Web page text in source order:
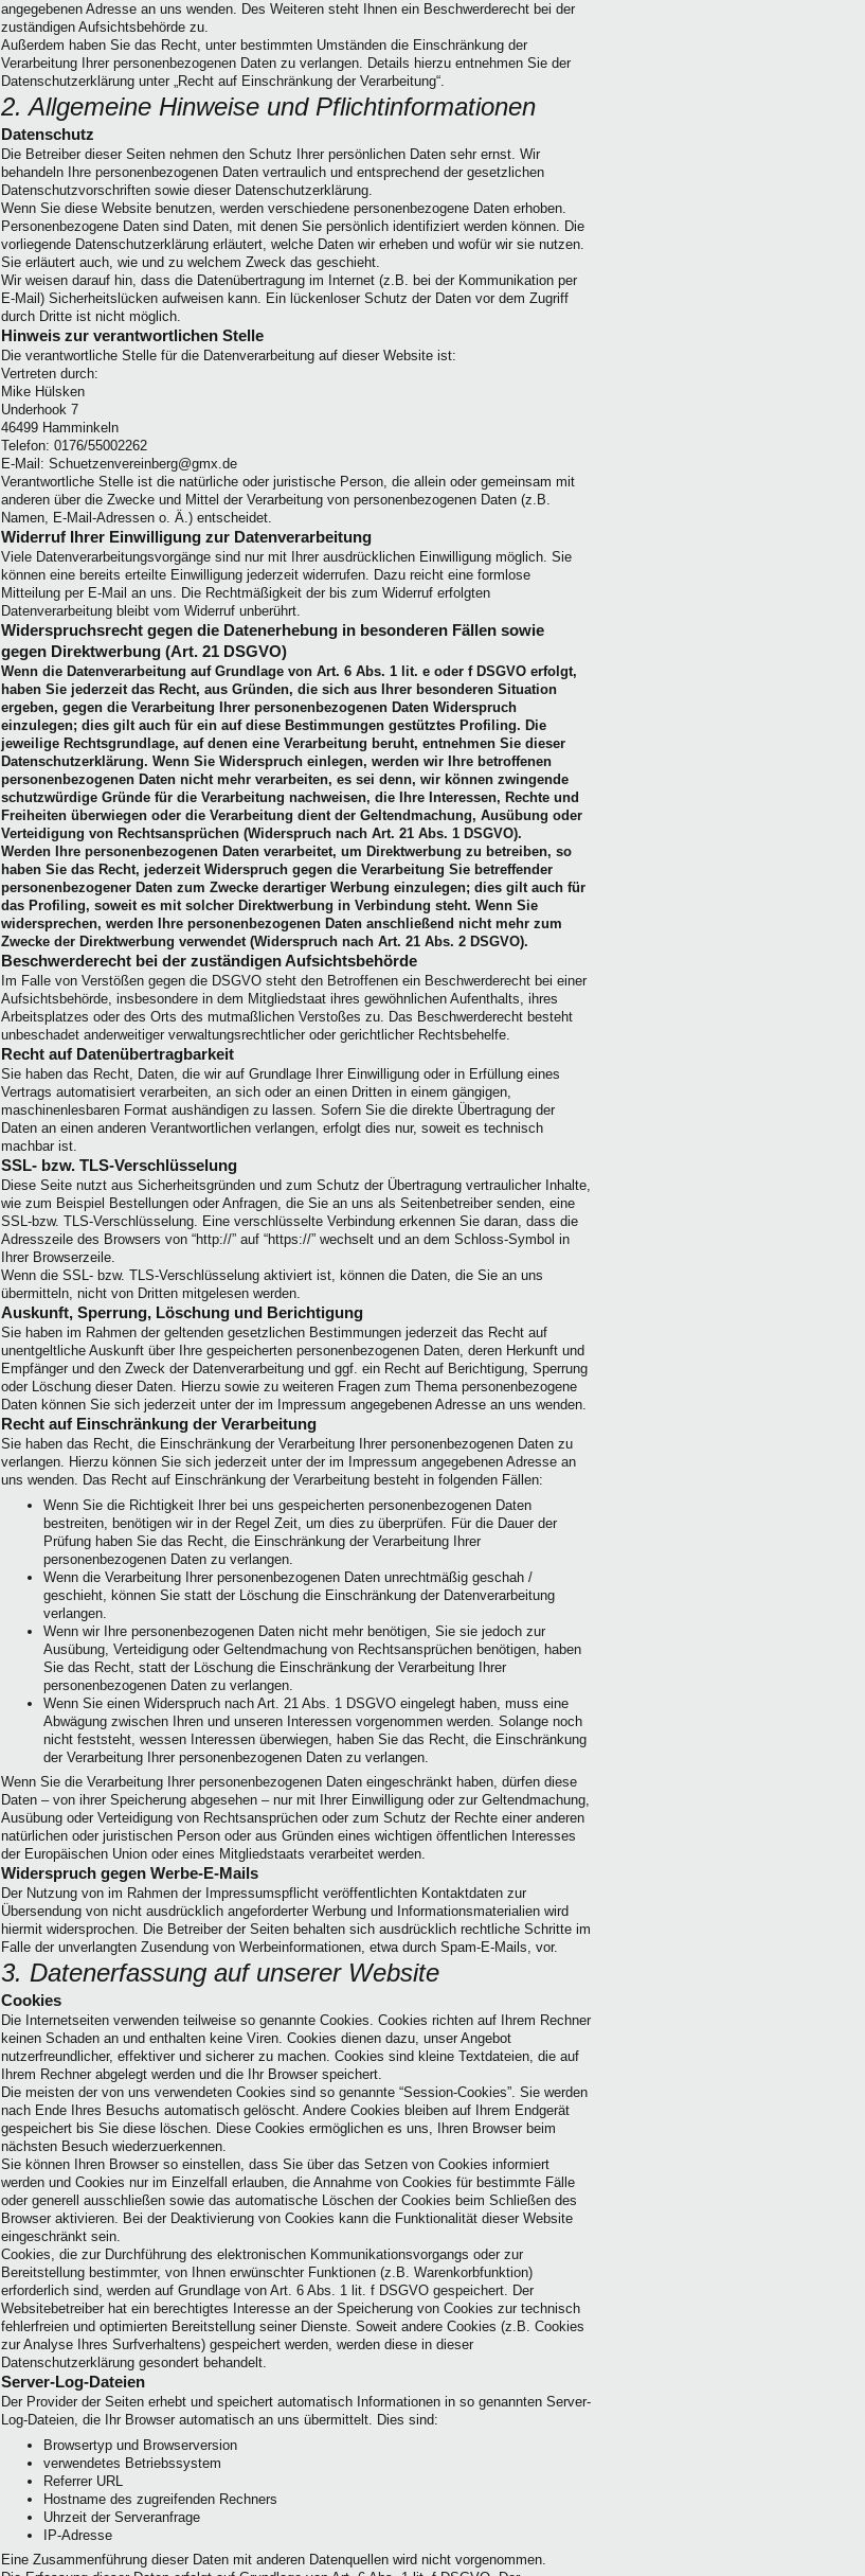
angegebenen Adresse an uns wenden. Des Weiteren steht Ihnen ein Beschwerderecht bei der
zuständigen Aufsichtsbehörde zu.
Außerdem haben Sie das Recht, unter bestimmten Umständen die Einschränkung der
Verarbeitung Ihrer personenbezogenen Daten zu verlangen. Details hierzu entnehmen Sie der
Datenschutzerklärung unter „Recht auf Einschränkung der Verarbeitung“.
2. Allgemeine Hinweise und Pflichtinformationen
Datenschutz
Die Betreiber dieser Seiten nehmen den Schutz Ihrer persönlichen Daten sehr ernst. Wir
behandeln Ihre personenbezogenen Daten vertraulich und entsprechend der gesetzlichen
Datenschutzvorschriften sowie dieser Datenschutzerklärung.
Wenn Sie diese Website benutzen, werden verschiedene personenbezogene Daten erhoben.
Personenbezogene Daten sind Daten, mit denen Sie persönlich identifiziert werden können. Die
vorliegende Datenschutzerklärung erläutert, welche Daten wir erheben und wofür wir sie nutzen.
Sie erläutert auch, wie und zu welchem Zweck das geschieht.
Wir weisen darauf hin, dass die Datenübertragung im Internet (z.B. bei der Kommunikation per
E-Mail) Sicherheitslücken aufweisen kann. Ein lückenloser Schutz der Daten vor dem Zugriff
durch Dritte ist nicht möglich.
Hinweis zur verantwortlichen Stelle
Die verantwortliche Stelle für die Datenverarbeitung auf dieser Website ist:
Vertreten durch:
Mike Hülsken
Underhook 7
46499 Hamminkeln
Telefon: 0176/55002262
E-Mail: Schuetzenvereinberg@gmx.de
Verantwortliche Stelle ist die natürliche oder juristische Person, die allein oder gemeinsam mit
anderen über die Zwecke und Mittel der Verarbeitung von personenbezogenen Daten (z.B.
Namen, E-Mail-Adressen o. Ä.) entscheidet.
Widerruf Ihrer Einwilligung zur Datenverarbeitung
Viele Datenverarbeitungsvorgänge sind nur mit Ihrer ausdrücklichen Einwilligung möglich. Sie
können eine bereits erteilte Einwilligung jederzeit widerrufen. Dazu reicht eine formlose
Mitteilung per E-Mail an uns. Die Rechtmäßigkeit der bis zum Widerruf erfolgten
Datenverarbeitung bleibt vom Widerruf unberührt.
Widerspruchsrecht gegen die Datenerhebung in besonderen Fällen sowie
gegen Direktwerbung (Art. 21 DSGVO)
Wenn die Datenverarbeitung auf Grundlage von Art. 6 Abs. 1 lit. e oder f DSGVO erfolgt,
haben Sie jederzeit das Recht, aus Gründen, die sich aus Ihrer besonderen Situation
ergeben, gegen die Verarbeitung Ihrer personenbezogenen Daten Widerspruch
einzulegen; dies gilt auch für ein auf diese Bestimmungen gestütztes Profiling. Die
jeweilige Rechtsgrundlage, auf denen eine Verarbeitung beruht, entnehmen Sie dieser
Datenschutzerklärung. Wenn Sie Widerspruch einlegen, werden wir Ihre betroffenen
personenbezogenen Daten nicht mehr verarbeiten, es sei denn, wir können zwingende
schutzwürdige Gründe für die Verarbeitung nachweisen, die Ihre Interessen, Rechte und
Freiheiten überwiegen oder die Verarbeitung dient der Geltendmachung, Ausübung oder
Verteidigung von Rechtsansprüchen (Widerspruch nach Art. 21 Abs. 1 DSGVO).
Werden Ihre personenbezogenen Daten verarbeitet, um Direktwerbung zu betreiben, so
haben Sie das Recht, jederzeit Widerspruch gegen die Verarbeitung Sie betreffender
personenbezogener Daten zum Zwecke derartiger Werbung einzulegen; dies gilt auch für
das Profiling, soweit es mit solcher Direktwerbung in Verbindung steht. Wenn Sie
widersprechen, werden Ihre personenbezogenen Daten anschließend nicht mehr zum
Zwecke der Direktwerbung verwendet (Widerspruch nach Art. 21 Abs. 2 DSGVO).
Beschwerderecht bei der zuständigen Aufsichtsbehörde
Im Falle von Verstößen gegen die DSGVO steht den Betroffenen ein Beschwerderecht bei einer
Aufsichtsbehörde, insbesondere in dem Mitgliedstaat ihres gewöhnlichen Aufenthalts, ihres
Arbeitsplatzes oder des Orts des mutmaßlichen Verstoßes zu. Das Beschwerderecht besteht
unbeschadet anderweitiger verwaltungsrechtlicher oder gerichtlicher Rechtsbehelfe.
Recht auf Datenübertragbarkeit
Sie haben das Recht, Daten, die wir auf Grundlage Ihrer Einwilligung oder in Erfüllung eines
Vertrags automatisiert verarbeiten, an sich oder an einen Dritten in einem gängigen,
maschinenlesbaren Format aushändigen zu lassen. Sofern Sie die direkte Übertragung der
Daten an einen anderen Verantwortlichen verlangen, erfolgt dies nur, soweit es technisch
machbar ist.
SSL- bzw. TLS-Verschlüsselung
Diese Seite nutzt aus Sicherheitsgründen und zum Schutz der Übertragung vertraulicher Inhalte,
wie zum Beispiel Bestellungen oder Anfragen, die Sie an uns als Seitenbetreiber senden, eine
SSL-bzw. TLS-Verschlüsselung. Eine verschlüsselte Verbindung erkennen Sie daran, dass die
Adresszeile des Browsers von “http://” auf “https://” wechselt und an dem Schloss-Symbol in
Ihrer Browserzeile.
Wenn die SSL- bzw. TLS-Verschlüsselung aktiviert ist, können die Daten, die Sie an uns
übermitteln, nicht von Dritten mitgelesen werden.
Auskunft, Sperrung, Löschung und Berichtigung
Sie haben im Rahmen der geltenden gesetzlichen Bestimmungen jederzeit das Recht auf
unentgeltliche Auskunft über Ihre gespeicherten personenbezogenen Daten, deren Herkunft und
Empfänger und den Zweck der Datenverarbeitung und ggf. ein Recht auf Berichtigung, Sperrung
oder Löschung dieser Daten. Hierzu sowie zu weiteren Fragen zum Thema personenbezogene
Daten können Sie sich jederzeit unter der im Impressum angegebenen Adresse an uns wenden.
Recht auf Einschränkung der Verarbeitung
Sie haben das Recht, die Einschränkung der Verarbeitung Ihrer personenbezogenen Daten zu
verlangen. Hierzu können Sie sich jederzeit unter der im Impressum angegebenen Adresse an
uns wenden. Das Recht auf Einschränkung der Verarbeitung besteht in folgenden Fällen:
Wenn Sie die Richtigkeit Ihrer bei uns gespeicherten personenbezogenen Daten
bestreiten, benötigen wir in der Regel Zeit, um dies zu überprüfen. Für die Dauer der
Prüfung haben Sie das Recht, die Einschränkung der Verarbeitung Ihrer
personenbezogenen Daten zu verlangen.
Wenn die Verarbeitung Ihrer personenbezogenen Daten unrechtmäßig geschah /
geschieht, können Sie statt der Löschung die Einschränkung der Datenverarbeitung
verlangen.
Wenn wir Ihre personenbezogenen Daten nicht mehr benötigen, Sie sie jedoch zur
Ausübung, Verteidigung oder Geltendmachung von Rechtsansprüchen benötigen, haben
Sie das Recht, statt der Löschung die Einschränkung der Verarbeitung Ihrer
personenbezogenen Daten zu verlangen.
Wenn Sie einen Widerspruch nach Art. 21 Abs. 1 DSGVO eingelegt haben, muss eine
Abwägung zwischen Ihren und unseren Interessen vorgenommen werden. Solange noch
nicht feststeht, wessen Interessen überwiegen, haben Sie das Recht, die Einschränkung
der Verarbeitung Ihrer personenbezogenen Daten zu verlangen.
Wenn Sie die Verarbeitung Ihrer personenbezogenen Daten eingeschränkt haben, dürfen diese
Daten – von ihrer Speicherung abgesehen – nur mit Ihrer Einwilligung oder zur Geltendmachung,
Ausübung oder Verteidigung von Rechtsansprüchen oder zum Schutz der Rechte einer anderen
natürlichen oder juristischen Person oder aus Gründen eines wichtigen öffentlichen Interesses
der Europäischen Union oder eines Mitgliedstaats verarbeitet werden.
Widerspruch gegen Werbe-E-Mails
Der Nutzung von im Rahmen der Impressumspflicht veröffentlichten Kontaktdaten zur
Übersendung von nicht ausdrücklich angeforderter Werbung und Informationsmaterialien wird
hiermit widersprochen. Die Betreiber der Seiten behalten sich ausdrücklich rechtliche Schritte im
Falle der unverlangten Zusendung von Werbeinformationen, etwa durch Spam-E-Mails, vor.
3. Datenerfassung auf unserer Website
Cookies
Die Internetseiten verwenden teilweise so genannte Cookies. Cookies richten auf Ihrem Rechner
keinen Schaden an und enthalten keine Viren. Cookies dienen dazu, unser Angebot
nutzerfreundlicher, effektiver und sicherer zu machen. Cookies sind kleine Textdateien, die auf
Ihrem Rechner abgelegt werden und die Ihr Browser speichert.
Die meisten der von uns verwendeten Cookies sind so genannte “Session-Cookies”. Sie werden
nach Ende Ihres Besuchs automatisch gelöscht. Andere Cookies bleiben auf Ihrem Endgerät
gespeichert bis Sie diese löschen. Diese Cookies ermöglichen es uns, Ihren Browser beim
nächsten Besuch wiederzuerkennen.
Sie können Ihren Browser so einstellen, dass Sie über das Setzen von Cookies informiert
werden und Cookies nur im Einzelfall erlauben, die Annahme von Cookies für bestimmte Fälle
oder generell ausschließen sowie das automatische Löschen der Cookies beim Schließen des
Browser aktivieren. Bei der Deaktivierung von Cookies kann die Funktionalität dieser Website
eingeschränkt sein.
Cookies, die zur Durchführung des elektronischen Kommunikationsvorgangs oder zur
Bereitstellung bestimmter, von Ihnen erwünschter Funktionen (z.B. Warenkorbfunktion)
erforderlich sind, werden auf Grundlage von Art. 6 Abs. 1 lit. f DSGVO gespeichert. Der
Websitebetreiber hat ein berechtigtes Interesse an der Speicherung von Cookies zur technisch
fehlerfreien und optimierten Bereitstellung seiner Dienste. Soweit andere Cookies (z.B. Cookies
zur Analyse Ihres Surfverhaltens) gespeichert werden, werden diese in dieser
Datenschutzerklärung gesondert behandelt.
Server-Log-Dateien
Der Provider der Seiten erhebt und speichert automatisch Informationen in so genannten Server-
Log-Dateien, die Ihr Browser automatisch an uns übermittelt. Dies sind:
Browsertyp und Browserversion
verwendetes Betriebssystem
Referrer URL
Hostname des zugreifenden Rechners
Uhrzeit der Serveranfrage
IP-Adresse
Eine Zusammenführung dieser Daten mit anderen Datenquellen wird nicht vorgenommen.